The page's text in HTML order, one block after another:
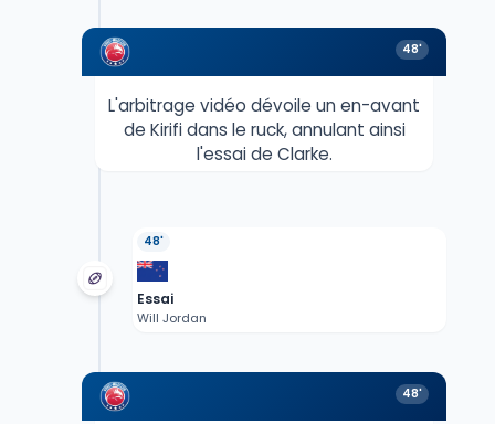
48'
L'arbitrage vidéo dévoile un en-avant
de Kirifi dans le ruck, annulant ainsi
l'essai de Clarke.
48'
Essai
Will Jordan
48'